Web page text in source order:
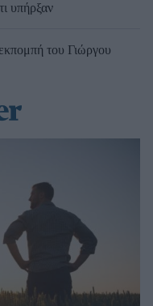
υπήρξαν
του Γιώργου